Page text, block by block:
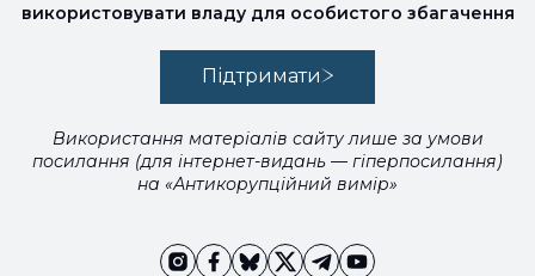
використовувати владу для особистого збагачення
Підтримати
Використання матеріалів сайту лише за умови
посилання (для інтернет-видань — гіперпосилання)
на «Антикорупційний вимір»